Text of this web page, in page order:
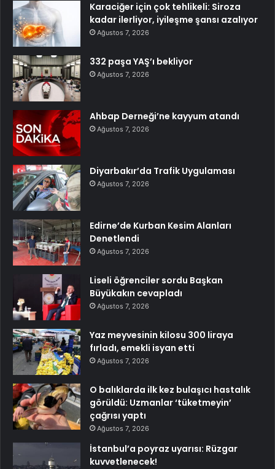
Karaciğer için çok tehlikeli: Siroza
kadar ilerliyor, iyileşme şansı azalıyor
Ağustos 7, 2026
332 paşa YAŞ’ı bekliyor
Ağustos 7, 2026
Ahbap Derneği’ne kayyum atandı
Ağustos 7, 2026
Diyarbakır’da Trafik Uygulaması
Ağustos 7, 2026
Edirne’de Kurban Kesim Alanları
Denetlendi
Ağustos 7, 2026
Liseli öğrenciler sordu Başkan
Büyükakın cevapladı
Ağustos 7, 2026
Yaz meyvesinin kilosu 300 liraya
fırladı, emekli isyan etti
Ağustos 7, 2026
O balıklarda ilk kez bulaşıcı hastalık
görüldü: Uzmanlar ‘tüketmeyin’
çağrısı yaptı
Ağustos 7, 2026
İstanbul’a poyraz uyarısı: Rüzgar
kuvvetlenecek!